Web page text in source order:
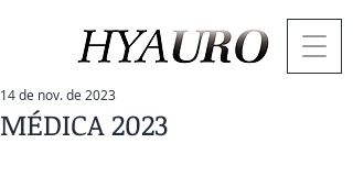
MÉDICA 2023
14 de nov. de 2023